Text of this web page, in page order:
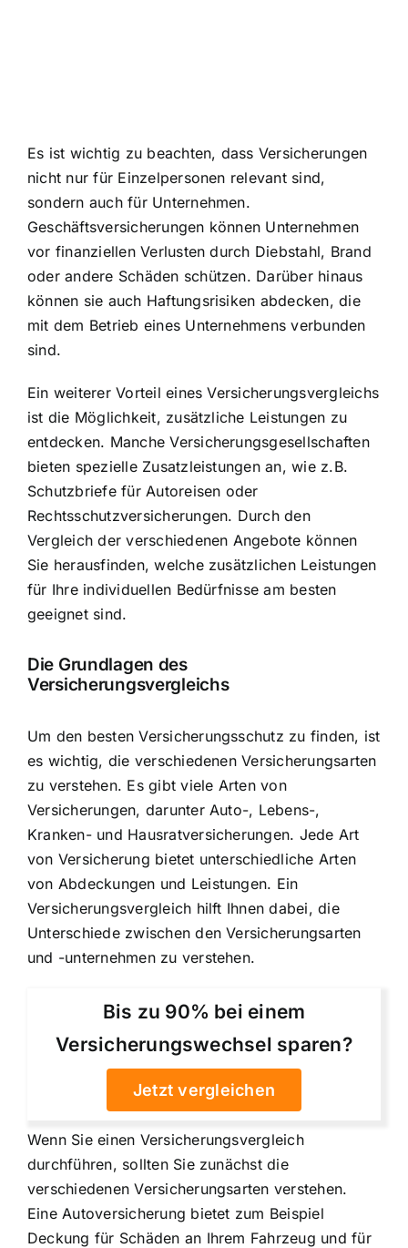
Es ist wichtig zu beachten, dass Versicherungen
nicht nur für Einzelpersonen relevant sind,
sondern auch für Unternehmen.
Geschäftsversicherungen können Unternehmen
vor finanziellen Verlusten durch Diebstahl, Brand
oder andere Schäden schützen. Darüber hinaus
können sie auch Haftungsrisiken abdecken, die
mit dem Betrieb eines Unternehmens verbunden
sind.
Ein weiterer Vorteil eines Versicherungsvergleichs
ist die Möglichkeit, zusätzliche Leistungen zu
entdecken. Manche Versicherungsgesellschaften
bieten spezielle Zusatzleistungen an, wie z.B.
Schutzbriefe für Autoreisen oder
Rechtsschutzversicherungen. Durch den
Vergleich der verschiedenen Angebote können
Sie herausfinden, welche zusätzlichen Leistungen
für Ihre individuellen Bedürfnisse am besten
geeignet sind.
Die Grundlagen des
Versicherungsvergleichs
Um den besten Versicherungsschutz zu finden, ist
es wichtig, die verschiedenen Versicherungsarten
zu verstehen. Es gibt viele Arten von
Versicherungen, darunter Auto-, Lebens-,
Kranken- und Hausratversicherungen. Jede Art
von Versicherung bietet unterschiedliche Arten
von Abdeckungen und Leistungen. Ein
Versicherungsvergleich hilft Ihnen dabei, die
Unterschiede zwischen den Versicherungsarten
und -unternehmen zu verstehen.
Bis zu 90% bei einem
Versicherungswechsel sparen?
Jetzt vergleichen
Wenn Sie einen Versicherungsvergleich
durchführen, sollten Sie zunächst die
verschiedenen Versicherungsarten verstehen.
Eine Autoversicherung bietet zum Beispiel
Deckung für Schäden an Ihrem Fahrzeug und für